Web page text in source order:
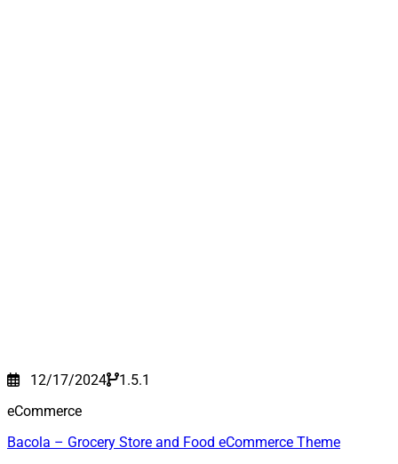
12/17/2024
1.5.1
eCommerce
Bacola – Grocery Store and Food eCommerce Theme